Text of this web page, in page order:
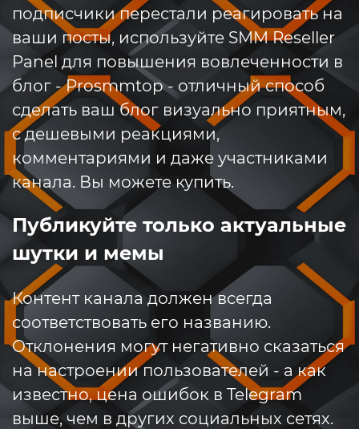
подписчики перестали реагировать на
ваши посты, используйте SMM Reseller
Panel для повышения вовлеченности в
блог - Prosmmtop - отличный способ
сделать ваш блог визуально приятным,
с дешевыми реакциями,
комментариями и даже участниками
канала. Вы можете купить.
Публикуйте только актуальные
шутки и мемы
Контент канала должен всегда
соответствовать его названию.
Отклонения могут негативно сказаться
на настроении пользователей - а как
известно, цена ошибок в Telegram
выше, чем в других социальных сетях.